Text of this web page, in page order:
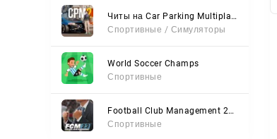
Читы на Car Parking Multiplayer 2 (Все открыто, Мод-Меню)
Спортивные / Симуляторы
World Soccer Champs
Спортивные
Football Club Management 2023
Спортивные